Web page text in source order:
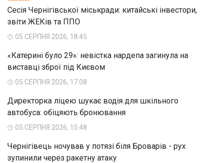
Сесія Чернігівської міськради: китайські інвестори,
звіти ЖЕКів та ППО
05 СЕРПНЯ 2026, 18:45
«Катерині було 29»: невістка нардепа загинула на
виставці зброї під Києвом
05 СЕРПНЯ 2026, 17:08
Директорка ліцею шукає водія для шкільного
автобуса: обіцяють бронювання
05 СЕРПНЯ 2026, 15:48
Чернігівець ночував у потязі біля Броварів - рух
зупинили через ракетну атаку